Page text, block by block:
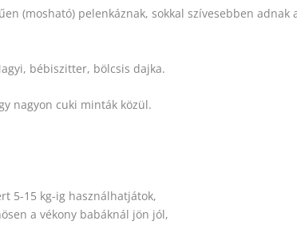
(mosható) pelenkáznak, sokkal szívesebben
bébiszitter, bölcsis dajka.
nagyon cuki minták közül.
5-15 kg-ig használhatjátok,
a vékony babáknál jön jól,